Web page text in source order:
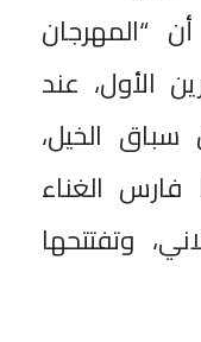
“المهرجان
في 12 تشرين الأول، عند
الخيل،
فارس الغناء
وتفتتحها